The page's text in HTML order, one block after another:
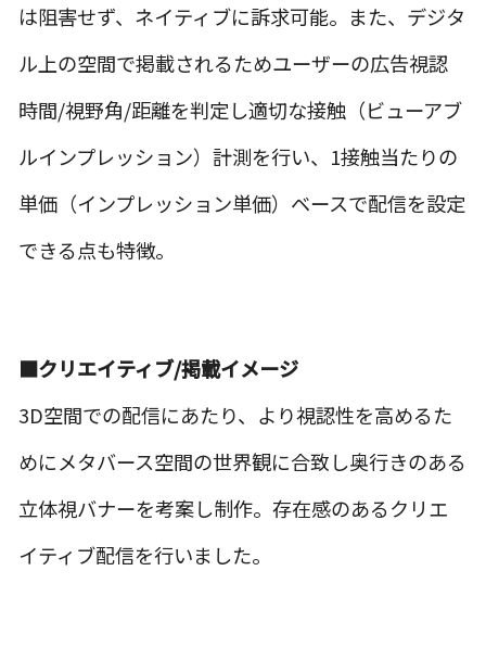
は阻害せず、ネイティブに訴求可能。また、デジタ
ル上の空間で掲載されるためユーザーの広告視認
時間/視野角/距離を判定し適切な接触（ビューアブ
ルインプレッション）計測を行い、1接触当たりの
単価（インプレッション単価）ベースで配信を設定
できる点も特徴。
■クリエイティブ/掲載イメージ
3D空間での配信にあたり、より視認性を高めるた
めにメタバース空間の世界観に合致し奥行きのある
立体視バナーを考案し制作。存在感のあるクリエ
イティブ配信を行いました。